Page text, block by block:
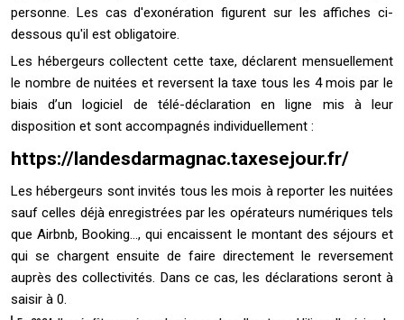
personne. Les cas d'exonération figurent sur les affiches ci-
dessous qu'il est obligatoire.
Les hébergeurs collectent cette taxe, déclarent mensuellement
le nombre de nuitées et reversent la taxe tous les 4 mois par le
biais d’un logiciel de télé-déclaration en ligne mis à leur
disposition et sont accompagnés individuellement :
https://landesdarmagnac.taxesejour.fr/
Les hébergeurs sont invités tous les mois à reporter les nuitées
sauf celles déjà enregistrées par les opérateurs numériques tels
que Airbnb, Booking..., qui encaissent le montant des séjours et
qui se chargent ensuite de faire directement le reversement
auprès des collectivités. Dans ce cas, les déclarations seront à
saisir à 0.